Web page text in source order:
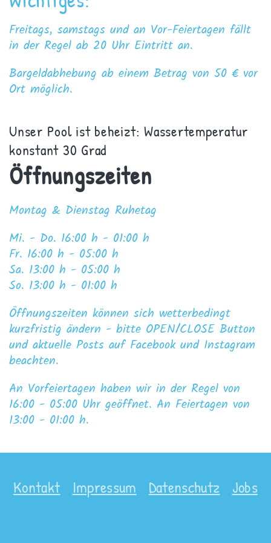
Freitags, samstags und an Vor-Feiertagen fällt
in der Regel ab 20 Uhr Eintritt an.
Bargeldabhebung ab einem Betrag von 50 € vor
Ort möglich.
Unser Pool ist beheizt: Wassertemperatur
konstant 30 Grad
Öffnungszeiten
Montag & Dienstag Ruhetag
Mi. - Do. 16:00 h - 01:00 h
Fr. 16:00 h - 05:00 h
Sa. 13:00 h - 05:00 h
So. 13:00 h - 01:00 h
Öffnungszeiten können sich wetterbedingt
kurzfristig ändern - bitte OPEN/CLOSE Button
und aktuelle Posts auf Facebook und Instagram
beachten.
An Vorfeiertagen haben wir in der Regel von
16:00 - 05:00 Uhr geöffnet. An Feiertagen von
13:00 - 01:00 h.
Kontakt Impressum Datenschutz Jobs